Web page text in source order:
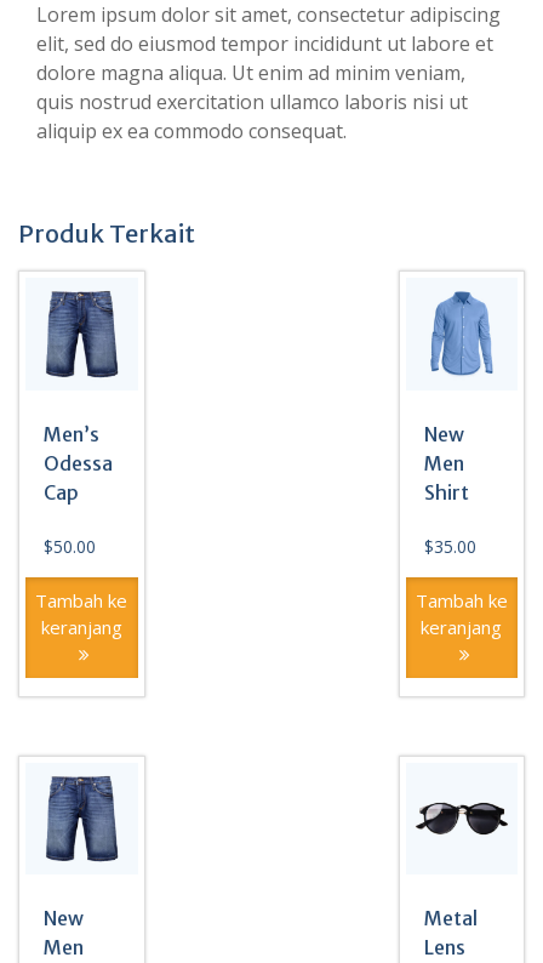
Lorem ipsum dolor sit amet, consectetur adipiscing
elit, sed do eiusmod tempor incididunt ut labore et
dolore magna aliqua. Ut enim ad minim veniam,
quis nostrud exercitation ullamco laboris nisi ut
aliquip ex ea commodo consequat.
Produk Terkait
Men’s
Odessa
Cap
$50.00
Tambah ke
keranjang
New
Men
Shirt
$35.00
Tambah ke
keranjang
New
Men
Metal
Lens